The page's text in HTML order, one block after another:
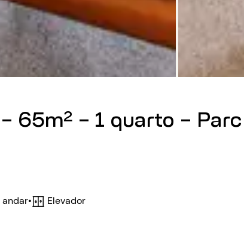
65m² - 1 quarto - Parc
andar• Elevador